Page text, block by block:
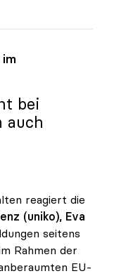
bei
auch
reagiert die
(uniko), Eva
seitens
Rahmen der
EU-